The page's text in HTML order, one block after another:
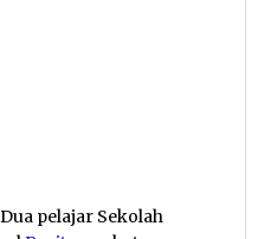
pelajar Sekolah